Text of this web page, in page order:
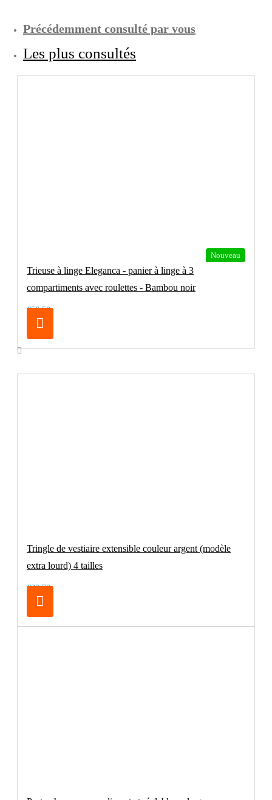
Précédemment consulté par vous
Les plus consultés
Nouveau
Trieuse à linge Eleganca - panier à linge à 3
compartiments avec roulettes - Bambou noir
€56.50
Tringle de vestiaire extensible couleur argent (modèle
extra lourd) 4 tailles
€32.70